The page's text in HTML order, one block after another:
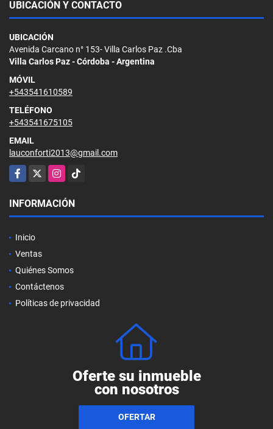
UBICACIÓN Y CONTACTO
UBICACIÓN
Avenida Carcano n° 153- Villa Carlos Paz .Cba
Villa Carlos Paz - Córdoba - Argentina
MÓVIL
+543541610589
TELÉFONO
+543541675105
EMAIL
lauconforti2013@gmail.com
Facebook
X Instagram
TikTok
INFORMACIÓN
Inicio
Ventas
Quiénes Somos
Contáctenos
Políticas de privacidad
Oferte su inmueble
con nosotros
OFERTAR